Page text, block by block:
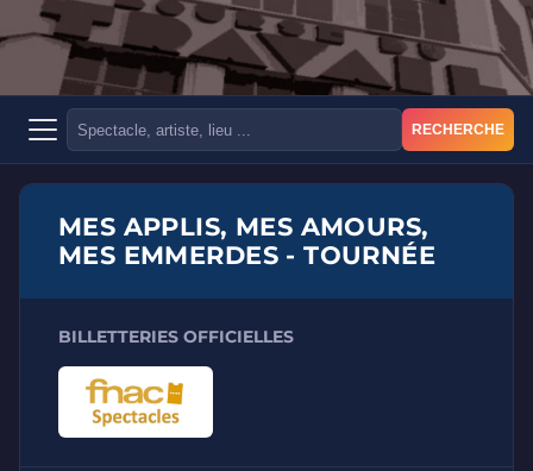
RECHERCHE
MES APPLIS, MES AMOURS,
MES EMMERDES - TOURNÉE
BILLETTERIES OFFICIELLES